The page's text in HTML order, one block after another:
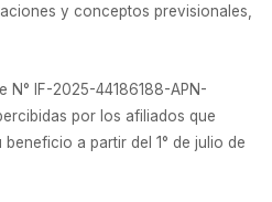
y conceptos previsionales,
N° IF-2025-44186188-APN-
por los afiliados que
a partir del 1° de julio de